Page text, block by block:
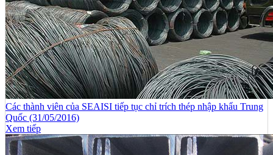
Các thành viên của SEAISI tiếp tục chỉ trích thép nhập khẩu Trung
Quốc (31/05/2016)
Xem tiếp